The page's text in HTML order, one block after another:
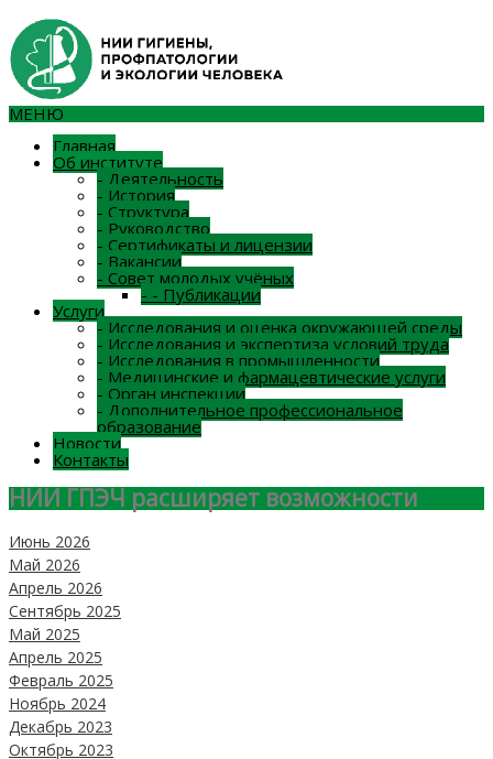
МЕНЮ
Главная
Об институте
- Деятельность
- История
- Структура
- Руководство
- Сертификаты и лицензии
- Вакансии
- Совет молодых учёных
- - Публикации
Услуги
- Исследования и оценка окружающей среды
- Исследования и экспертиза условий труда
- Исследования в промышленности
- Медицинские и фармацевтические услуги
- Орган инспекции
- Дополнительное профессиональное
образование
Новости
Контакты
НИИ ГПЭЧ расширяет возможности
Июнь 2026
Май 2026
Апрель 2026
Сентябрь 2025
Май 2025
Апрель 2025
Февраль 2025
Ноябрь 2024
Декабрь 2023
Октябрь 2023